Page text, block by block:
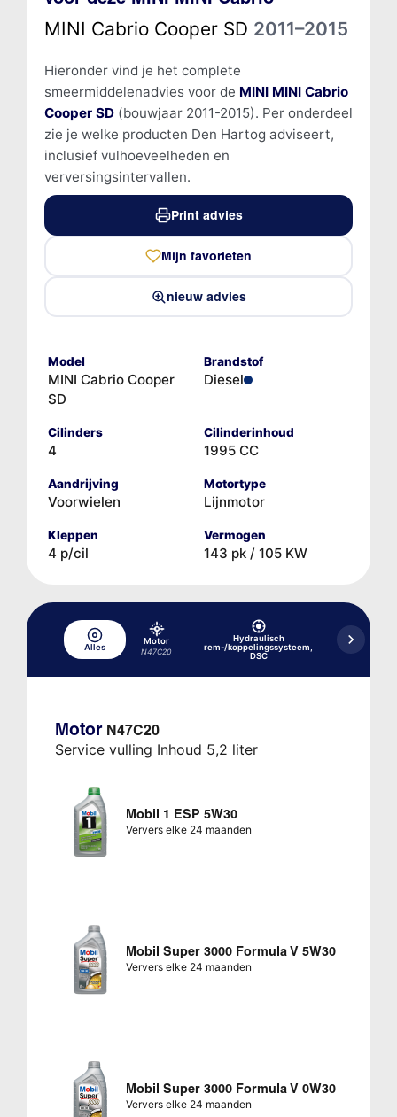
MINI Cabrio Cooper SD 2011–2015
Hieronder vind je het complete
smeermiddelenadvies voor de MINI MINI Cabrio
Cooper SD(bouwjaar 2011-2015). Per onderdeel
zie je welke producten Den Hartog adviseert,
inclusief vulhoeveelheden en
verversingsintervallen.
Print advies
Mijn favorieten
nieuw advies
Model
MINI Cabrio Cooper
SD
Brandstof
Diesel
Cilinders
4
Cilinderinhoud
1995 CC
Aandrijving
Voorwielen
Motortype
Lijnmotor
Kleppen
4 p/cil
Vermogen
143 pk / 105 KW
Alles
Motor
N47C20
Hydraulisch
rem-/koppelingssysteem,
DSC
Koelsysteem
Motor N47C20
Service vulling Inhoud 5,2 liter
Mobil 1 ESP 5W30
Ververs elke 24 maanden
Mobil Super 3000 Formula V 5W30
Ververs elke 24 maanden
Mobil Super 3000 Formula V 0W30
Ververs elke 24 maanden